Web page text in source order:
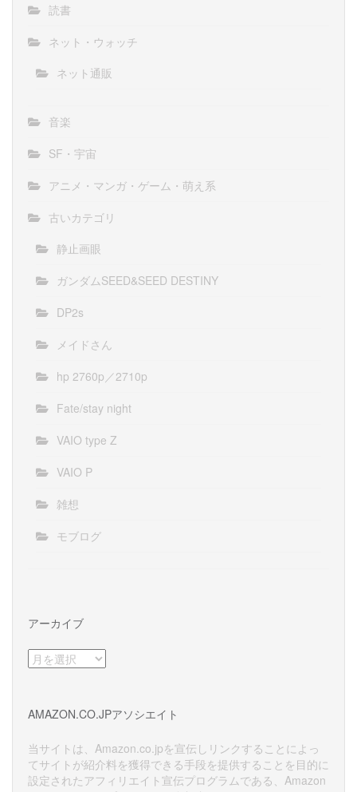
読書
ネット・ウォッチ
ネット通販
音楽
SF・宇宙
アニメ・マンガ・ゲーム・萌え系
古いカテゴリ
静止画眼
ガンダムSEED&SEED DESTINY
DP2s
メイドさん
hp 2760p／2710p
Fate/stay night
VAIO type Z
VAIO P
雑想
モブログ
アーカイブ
ア
ー
ブ
AMAZON.CO.JPアソシエイト
当サイトは、Amazon.co.jpを宣伝しリンクすることによっ
てサイトが紹介料を獲得できる手段を提供することを目的に
設定されたアフィリエイト宣伝プログラムである、Amazon